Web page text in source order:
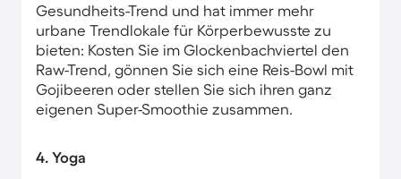
Gesundheits-Trend und hat immer mehr
urbane Trendlokale für Körperbewusste zu
bieten: Kosten Sie im Glockenbachviertel den
Raw-Trend, gönnen Sie sich eine Reis-Bowl mit
Gojibeeren oder stellen Sie sich ihren ganz
eigenen Super-Smoothie zusammen.
4. Yoga